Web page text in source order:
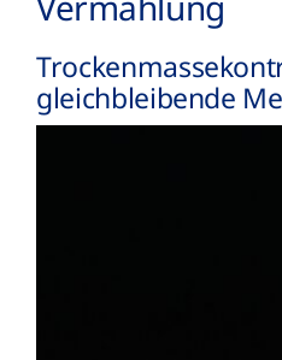
gleich­bleibende